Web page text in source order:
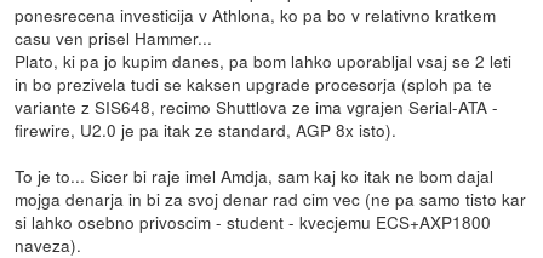
ponesrecena investicija v Athlona, ko pa bo v relativno kratkem
casu ven prisel Hammer...
Plato, ki pa jo kupim danes, pa bom lahko uporabljal vsaj se 2 leti
in bo prezivela tudi se kaksen upgrade procesorja (sploh pa te
variante z SIS648, recimo Shuttlova ze ima vgrajen Serial-ATA -
firewire, U2.0 je pa itak ze standard, AGP 8x isto).
To je to... Sicer bi raje imel Amdja, sam kaj ko itak ne bom dajal
mojga denarja in bi za svoj denar rad cim vec (ne pa samo tisto kar
si lahko osebno privoscim - student - kvecjemu ECS+AXP1800
naveza).